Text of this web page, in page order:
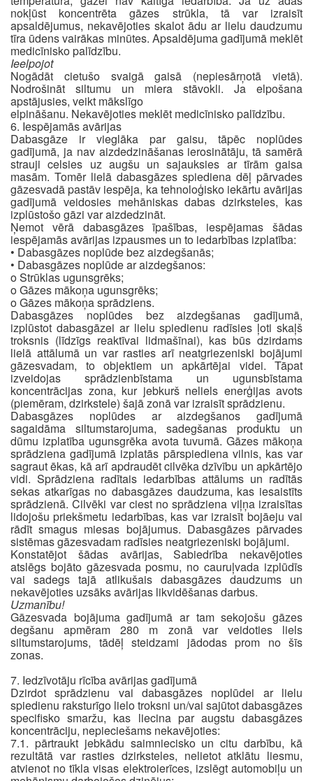
nokļūst koncentrēta gāzes strūkla, tā var izraisīt
apsaldējumus, nekavējoties skalot ādu ar lielu daudzumu
tīra ūdens vairākas minūtes. Apsaldējuma gadījumā meklēt
medicīnisko palīdzību.
Ieelpojot
Nogādāt cietušo svaigā gaisā (nepiesārņotā vietā).
Nodrošināt siltumu un miera stāvokli. Ja elpošana
apstājusies, veikt mākslīgo
elpināšanu. Nekavējoties meklēt medicīnisko palīdzību.
6. Iespējamās avārijas
Dabasgāze ir vieglāka par gaisu, tāpēc noplūdes
gadījumā, ja nav aizdedzināšanas ierosinātāju, tā samērā
strauji celsies uz augšu un sajauksies ar tīrām gaisa
masām. Tomēr lielā dabasgāzes spiediena dēļ pārvades
gāzesvadā pastāv iespēja, ka tehnoloģisko iekārtu avārijas
gadījumā veidosies mehāniskas dabas dzirksteles, kas
izplūstošo gāzi var aizdedzināt.
Ņemot vērā dabasgāzes īpašības, iespējamas šādas
iespējamās avārijas izpausmes un to iedarbības izplatība:
• Dabasgāzes noplūde bez aizdegšanās;
• Dabasgāzes noplūde ar aizdegšanos:
o Strūklas ugunsgrēks;
o Gāzes mākoņa ugunsgrēks;
o Gāzes mākoņa sprādziens.
Dabasgāzes noplūdes bez aizdegšanas gadījumā,
izplūstot dabasgāzei ar lielu spiedienu radīsies ļoti skaļš
troksnis (līdzīgs reaktīvai lidmašīnai), kas būs dzirdams
lielā attālumā un var rasties arī neatgriezeniski bojājumi
gāzesvadam, to objektiem un apkārtējai videi. Tāpat
izveidojas sprādzienbīstama un ugunsbīstama
koncentrācijas zona, kur jebkurš neliels enerģijas avots
(piemēram, dzirkstele) šajā zonā var izraisīt sprādzienu.
Dabasgāzes noplūdes ar aizdegšanos gadījumā
sagaidāma siltumstarojuma, sadegšanas produktu un
dūmu izplatība ugunsgrēka avota tuvumā. Gāzes mākoņa
sprādziena gadījumā izplatās pārspiediena vilnis, kas var
sagraut ēkas, kā arī apdraudēt cilvēka dzīvību un apkārtējo
vidi. Sprādziena radītais iedarbības attālums un radītās
sekas atkarīgas no dabasgāzes daudzuma, kas iesaistīts
sprādzienā. Cilvēki var ciest no sprādziena viļņa izraisītas
lidojošu priekšmetu iedarbības, kas var izraisīt bojāeju vai
rādīt smagus miesas bojājumus. Dabasgāzes pārvades
sistēmas gāzesvadam radīsies neatgriezeniski bojājumi.
Konstatējot šādas avārijas, Sabiedrība nekavējoties
atslēgs bojāto gāzesvada posmu, no cauruļvada izplūdīs
vai sadegs tajā atlikušais dabasgāzes daudzums un
nekavējoties uzsāks avārijas likvidēšanas darbus.
Uzmanību!
Gāzesvada bojājuma gadījumā ar tam sekojošu gāzes
degšanu apmēram 280 m zonā var veidoties liels
siltumstarojums, tādēļ steidzami jādodas prom no šīs
zonas.
7. Iedzīvotāju rīcība avārijas gadījumā
Dzirdot sprādzienu vai dabasgāzes noplūdei ar lielu
spiedienu raksturīgo lielo troksni un/vai sajūtot dabasgāzes
specifisko smaržu, kas liecina par augstu dabasgāzes
koncentrāciju, nepieciešams nekavējoties:
7.1. pārtraukt jebkādu saimniecisko un citu darbību, kā
rezultātā var rasties dzirksteles, nelietot atklātu liesmu,
atvienot no tīkla visas elektroierīces, izslēgt automobiļu un